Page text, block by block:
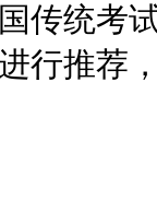
传统考
行推荐